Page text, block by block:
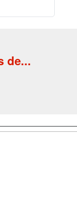
de...